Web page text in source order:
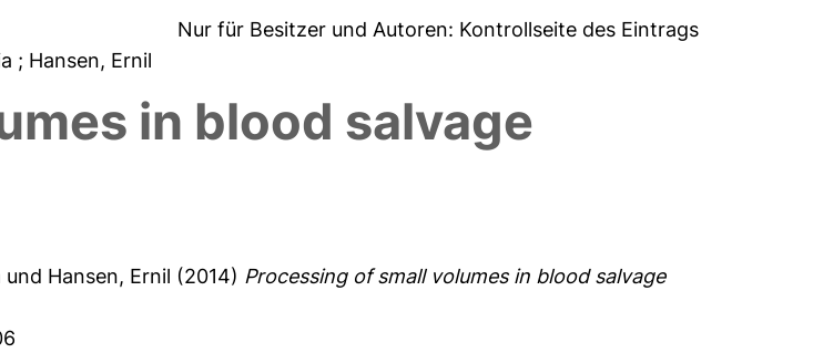
Nur für Besitzer und Autoren: Kontrollseite des Eintrags
; Hansen, Ernil
in blood salvage
und Hansen, Ernil (2014) Processing of small volumes in blood salvage